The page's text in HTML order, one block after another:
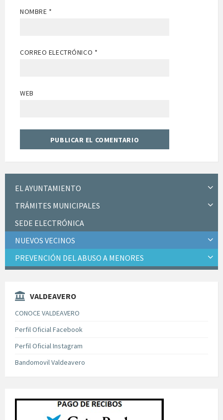
NOMBRE *
CORREO ELECTRÓNICO *
WEB
EL AYUNTAMIENTO
TRÁMITES MUNICIPALES
SEDE ELECTRÓNICA
NUEVOS VECINOS
PREVENCIÓN DEL ABUSO A MENORES
VALDEAVERO
CONOCE VALDEAVERO
Perfil Oficial Facebook
Perfil Oficial Instagram
Bandomovil Valdeavero